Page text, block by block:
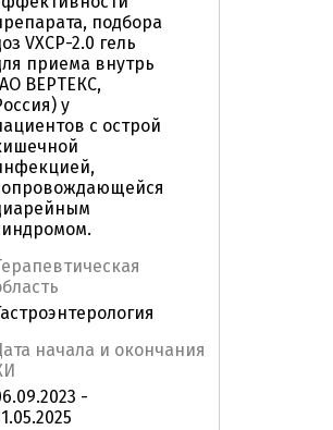
подбора
VXCP-2.0 гель
приема внутрь
ВЕРТЕКС,
у
с острой
начала и окончания
-